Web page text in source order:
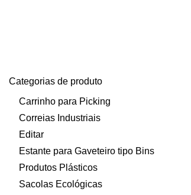
Categorias de produto
Carrinho para Picking
Correias Industriais
Editar
Estante para Gaveteiro tipo Bins
Produtos Plásticos
Sacolas Ecológicas